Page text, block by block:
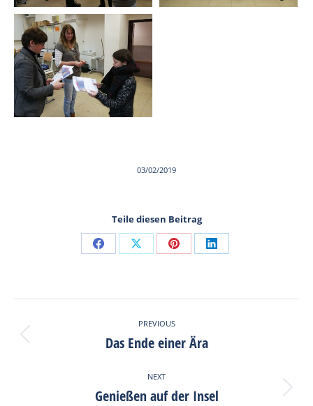
03/02/2019
Teile diesen Beitrag
Share
Facebook
Share
X
Share
Pinterest
Share
LinkedIn
navigation
PREVIOUS
Previous
Das Ende einer Ära
NEXT
Next
Genießen auf der Insel